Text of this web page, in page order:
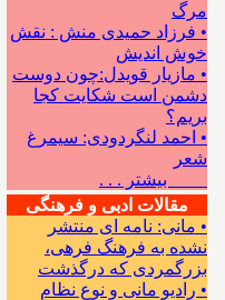
مرگ
• فرزاد حمیدی منش : نقش
خوش اندیش
• مازیار قویدل:چون دوست
دشمن است شکایت کجا
بریم؟
• احمد لنگردودی: سیمرغ
شعر
بیشتر . . .
مقالات ادبی و فرهنگی
• مانی: نامه ای منتشر
نشده به فرهنگ فرهی،
بزرگمردی که درگذشت
• رادیو مانی و نوع نظام